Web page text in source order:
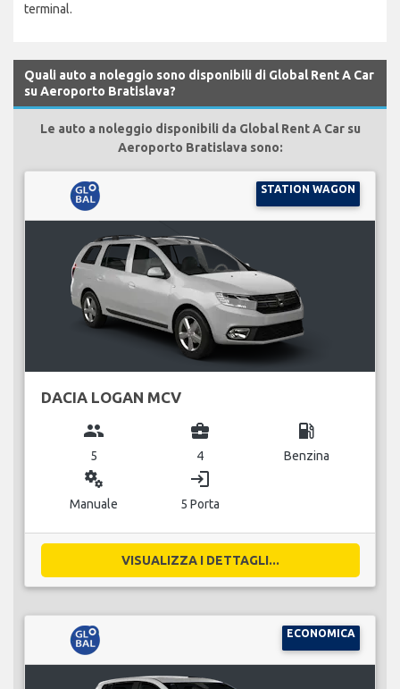
terminal.
Quali auto a noleggio sono disponibili di Global Rent A Car
su Aeroporto Bratislava?
Le auto a noleggio disponibili da Global Rent A Car su
Aeroporto Bratislava sono:
STATION WAGON
DACIA LOGAN MCV
group
5
business_center
4
local_gas_station
Benzina
miscellaneous_services
Manuale
login
5 Porta
VISUALIZZA I DETTAGLI...
ECONOMICA